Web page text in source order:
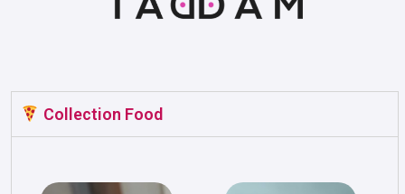
Collection Food